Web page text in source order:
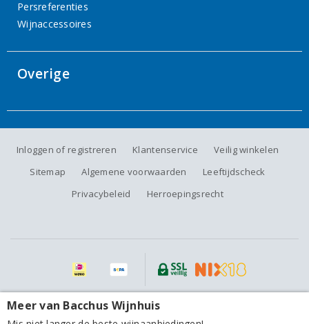
Cazas Novas Vinho Verde Colheita Avesso 2024
Persreferenties
Wijnaccessoires
Overige
Inloggen of registreren Klantenservice
Veilig winkelen
Sitemap
Algemene voorwaarden
Leeftijdscheck
Privacybeleid
Herroepingsrecht
Alle prijzen zijn inclusief BTW, exclusief eventuele verzendkosten.
Meer van Bacchus Wijnhuis